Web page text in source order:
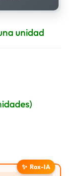
unidad
✨ Rox-IA